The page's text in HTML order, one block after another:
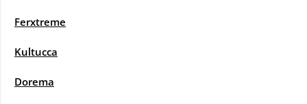
Ferxtreme
Kultucca
Dorema